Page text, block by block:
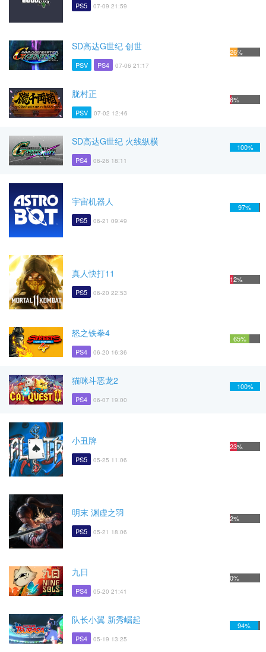
PS5 07-09 21:59
SD高达G世纪 创世
PSV PS4 07-06 21:17
26%
胧村正
PSV 07-02 12:46
6%
SD高达G世纪 火线纵横
PS4 06-26 18:11
100%
宇宙机器人
PS5 06-21 09:49
97%
真人快打11
PS5 06-20 22:53
12%
怒之铁拳4
PS4 06-20 16:36
65%
猫咪斗恶龙2
PS4 06-07 19:00
100%
小丑牌
PS5 05-25 11:06
23%
明末 渊虚之羽
PS5 05-21 18:06
2%
九日
PS4 05-20 21:41
0%
队长小翼 新秀崛起
PS4 05-19 13:25
94%